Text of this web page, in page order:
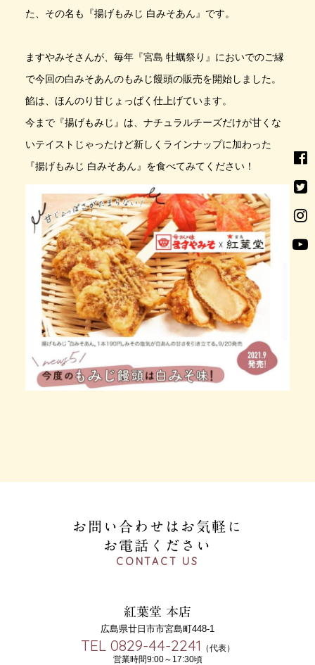
た、その名も『揚げもみじ 白みそあん』です。
ますやみそさんが、毎年『宮島 牡蠣祭り』においでのご縁
で今回の白みそあんのもみじ饅頭の販売を開始しました。
餡は、ほんのり甘じょっばく仕上げています。
今まで『揚げもみじ』は、ナチュラルチーズだけが甘くな
いテイストじゃったけど新しくラインナップに加わった
『揚げもみじ 白みそあん』を食べてみてください！
お問い合わせはお気軽に
お電話ください
CONTACT US
紅葉堂 本店
広島県廿日市市宮島町448-1
TEL 0829-44-2241 （代表）
営業時間9:00～17:30頃